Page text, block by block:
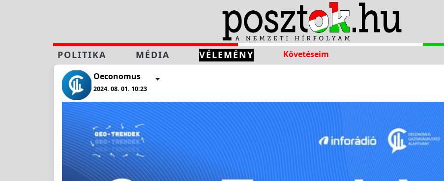
POLITIKA MÉDIA VÉLEMÉNY Követéseim
Oeconomus
2024. 08. 01. 10:23